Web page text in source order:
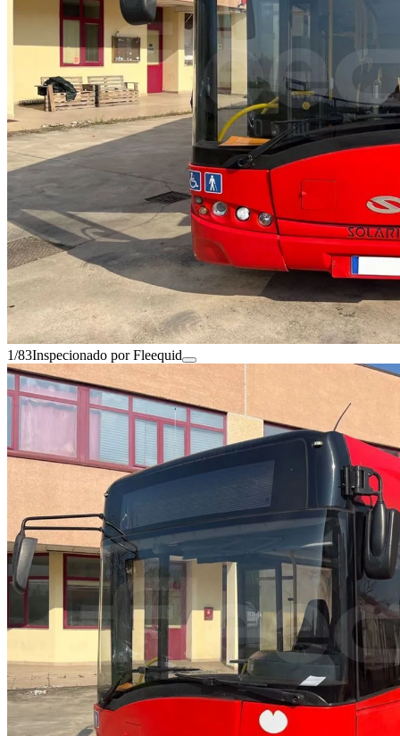
1/83Inspecionado por Fleequid